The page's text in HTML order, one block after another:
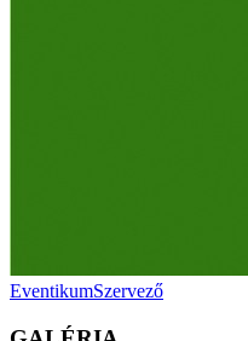
EventikumSzervező